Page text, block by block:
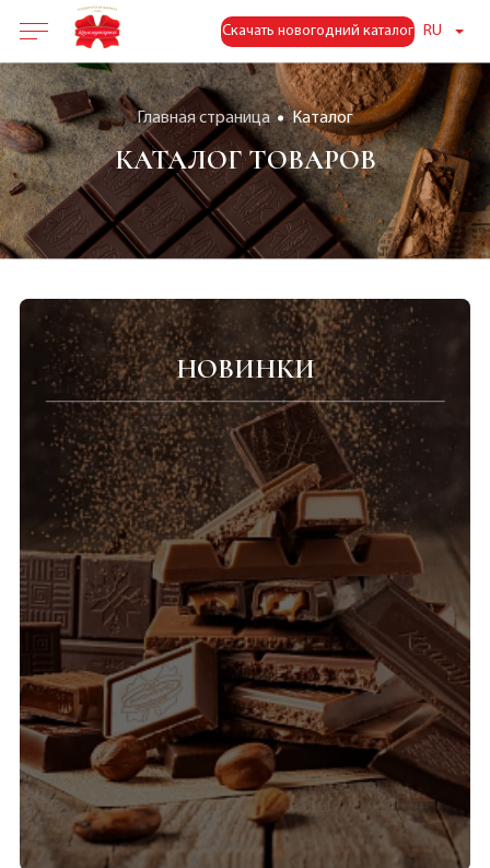
Скачать новогодний каталог RU
Главная страница Каталог
КАТАЛОГ ТОВАРОВ
НОВИНКИ